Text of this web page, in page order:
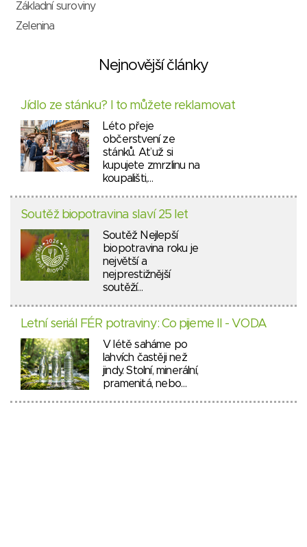
Základní suroviny
Zelenina
Nejnovější články
Jídlo ze stánku? I to můžete reklamovat
Léto přeje
občerstvení ze
stánků. Ať už si
kupujete zmrzlinu na
koupališti,…
Soutěž biopotravina slaví 25 let
Soutěž Nejlepší
biopotravina roku je
největší a
nejprestižnější
soutěží…
Letní seriál FÉR potraviny: Co pijeme II - VODA
V létě saháme po
lahvích častěji než
jindy. Stolní, minerální,
pramenitá, nebo…